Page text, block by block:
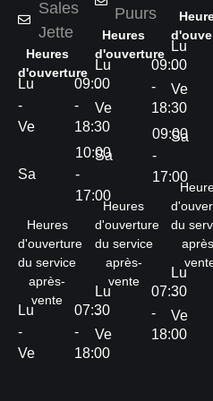
Sales
Jette
Heures
d'ouverture
Lu
-
Ve
09:00
-
18:30
Sa
10:00
-
17:00
Heures
d'ouverture
du service
après-
vente
Lu
-
Ve
07:30
-
18:00
Puurs
Heures
d'ouverture
Lu
-
Ve
09:00
-
18:30
Sa
09:00
-
17:00
Heures
d'ouverture
du service
après-
vente
Lu
-
Ve
07:30
-
18:00
Lu
-
Ve
Sa
du
Lu
-
Ve